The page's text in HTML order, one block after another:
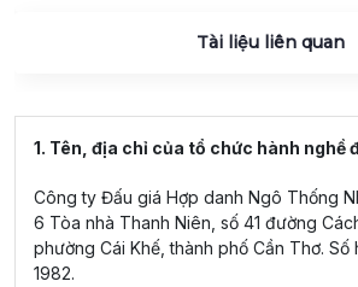
Tài liệu liên quan
1. Tên, địa chỉ của tổ chức hành nghề
Công ty Đấu giá Hợp danh Ngô Thống
6 Tòa nhà Thanh Niên, số 41 đường
phường Cái Khế, thành phố Cần Thơ. Số
1982.